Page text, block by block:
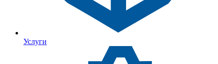
Услуги